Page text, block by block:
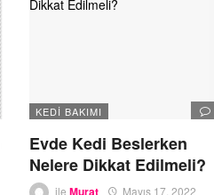
KEDI BAKIMI
Evde Kedi Beslerken
Nelere Dikkat Edilmeli?
ile Murat Mayıs 17, 2022